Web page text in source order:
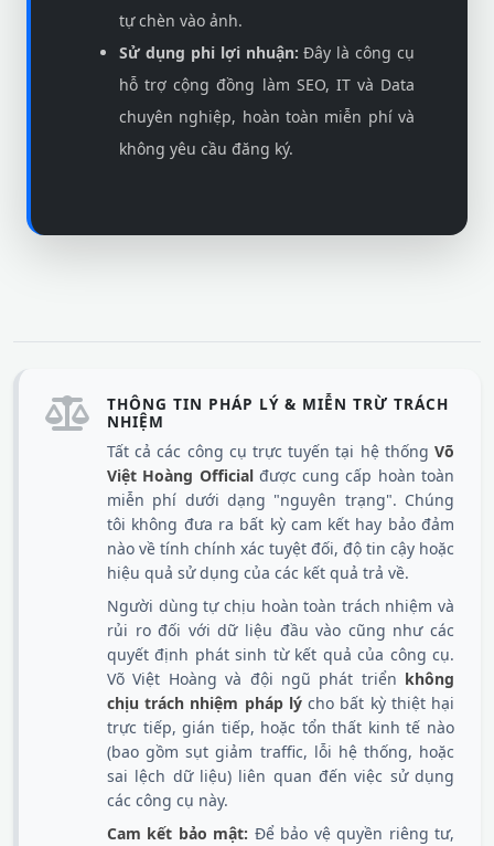
tự chèn vào ảnh.
Sử dụng phi lợi nhuận: Đây là công cụ
hỗ trợ cộng đồng làm SEO, IT và Data
chuyên nghiệp, hoàn toàn miễn phí và
không yêu cầu đăng ký.
THÔNG TIN PHÁP LÝ & MIỄN TRỪ TRÁCH
NHIỆM
Tất cả các công cụ trực tuyến tại hệ thống Võ
Việt Hoàng Officialđược cung cấp hoàn toàn
miễn phí dưới dạng "nguyên trạng". Chúng
tôi không đưa ra bất kỳ cam kết hay bảo đảm
nào về tính chính xác tuyệt đối, độ tin cậy hoặc
hiệu quả sử dụng của các kết quả trả về.
Người dùng tự chịu hoàn toàn trách nhiệm và
rủi ro đối với dữ liệu đầu vào cũng như các
quyết định phát sinh từ kết quả của công cụ.
Võ Việt Hoàng và đội ngũ phát triển không
chịu trách nhiệm pháp lýcho bất kỳ thiệt hại
trực tiếp, gián tiếp, hoặc tổn thất kinh tế nào
(bao gồm sụt giảm traffic, lỗi hệ thống, hoặc
sai lệch dữ liệu) liên quan đến việc sử dụng
các công cụ này.
Cam kết bảo mật: Để bảo vệ quyền riêng tư,